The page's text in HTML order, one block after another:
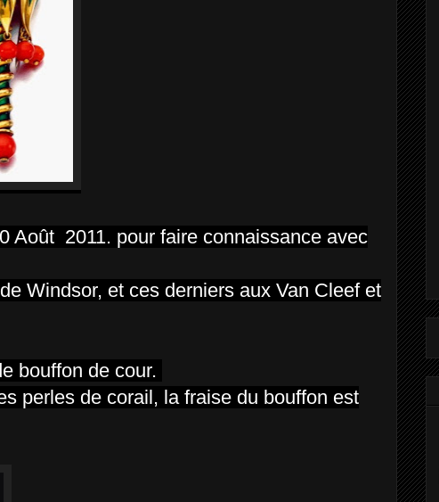
Août 2011. pour faire connaissance avec
Windsor, et ces derniers aux Van Cleef et
bouffon de cour.
perles de corail, la fraise du bouffon est